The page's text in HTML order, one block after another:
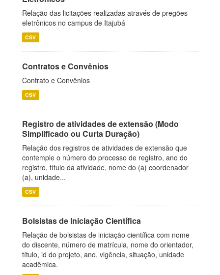
Relação das licitações realizadas através de pregões
eletrônicos no campus de Itajubá
CSV
Contratos e Convênios
Contrato e Convênios
CSV
Registro de atividades de extensão (Modo
Simplificado ou Curta Duração)
Relação dos registros de atividades de extensão que
contemple o número do processo de registro, ano do
registro, título da atividade, nome do (a) coordenador
(a), unidade...
CSV
Bolsistas de Iniciação Científica
Relação de bolsistas de iniciação científica com nome
do discente, número de matrícula, nome do orientador,
título, id do projeto, ano, vigência, situação, unidade
acadêmica.